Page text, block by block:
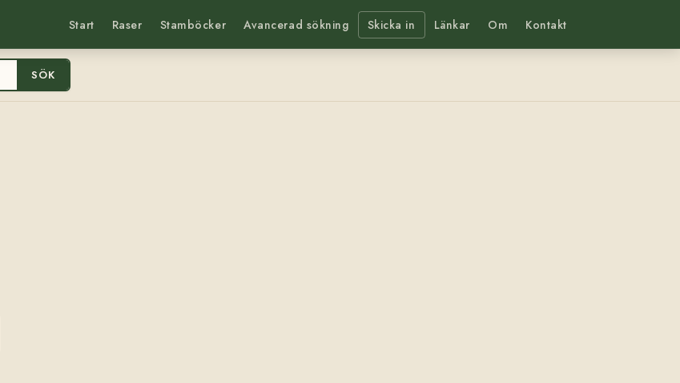
Start Raser Stamböcker Avancerad sökning Skicka in Länkar Om Kontakt
SÖK